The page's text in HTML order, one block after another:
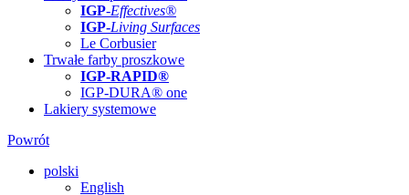
IGP-Effectives®
IGP-Living Surfaces
Le Corbusier
Trwałe farby proszkowe
IGP-RAPID®
IGP-DURA® one
Lakiery systemowe
Powrót
polski
English